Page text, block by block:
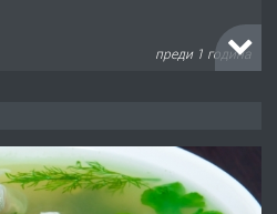
преди 1 година
преди 1 година